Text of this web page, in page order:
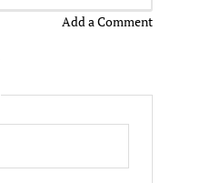
Add a Comment